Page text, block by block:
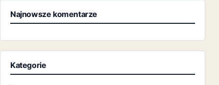
Najnowsze komentarze
Kategorie